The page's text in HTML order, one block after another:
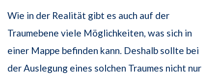
Wie in der Realität gibt es auch auf der
Traumebene viele Möglichkeiten, was sich in
einer Mappe befinden kann. Deshalb sollte bei
der Auslegung eines solchen Traumes nicht nur